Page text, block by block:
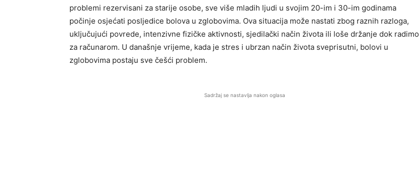
problemi rezervisani za starije osobe, sve više mladih ljudi u svojim 20-im i 30-im godinama
počinje osjećati posljedice bolova u zglobovima. Ova situacija može nastati zbog raznih razloga,
uključujući povrede, intenzivne fizičke aktivnosti, sjedilački način života ili loše držanje dok radimo
za računarom. U današnje vrijeme, kada je stres i ubrzan način života sveprisutni, bolovi u
zglobovima postaju sve češći problem.
Sadržaj se nastavlja nakon oglasa